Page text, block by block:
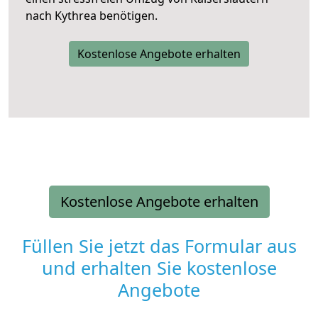
nach Kythrea benötigen.
Kostenlose Angebote erhalten
Kostenlose Angebote erhalten
Füllen Sie jetzt das Formular aus
und erhalten Sie kostenlose
Angebote